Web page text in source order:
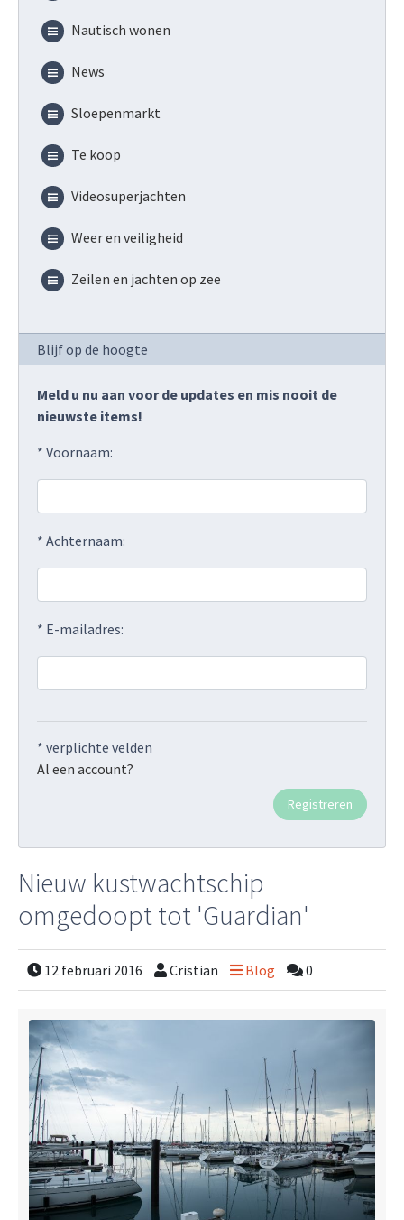
Nautisch wonen
News
Sloepenmarkt
Te koop
Videosuperjachten
Weer en veiligheid
Zeilen en jachten op zee
Blijf op de hoogte
Meld u nu aan voor de updates en mis nooit de
nieuwste items!
* Voornaam:
* Achternaam:
* E-mailadres:
* verplichte velden
Al een account?
Nieuw kustwachtschip
omgedoopt tot 'Guardian'
12 februari 2016 Cristian Blog 0